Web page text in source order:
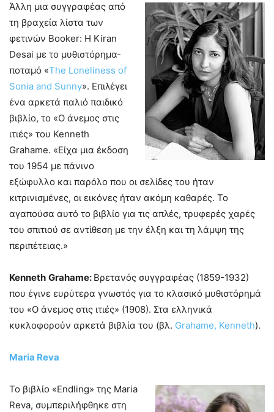
Άλλη μια συγγραφέας από
τη βραχεία λίστα των
φετινών Booker: Η Kiran
Desai με το μυθιστόρημα-
ποταμό «The Loneliness of
Sonia and Sunny». Επιλέγει
ένα αρκετά παλιό παιδικό
βιβλίο, το «Ο άνεμος στις
ιτιές» του Kenneth
Grahame. «Είχα μια έκδοση
του 1954 με πάνινο
εξώφυλλο και παρόλο που οι σελίδες του ήταν
κιτρινισμένες, οι εικόνες ήταν ακόμη καθαρές. Το
αγαπούσα αυτό το βιβλίο για τις απλές, τρυφερές χαρές
του σπιτιού σε αντίθεση με την έλξη και τη λάμψη της
περιπέτειας.»
Kenneth Grahame: Βρετανός συγγραφέας (1859-1932)
που έγινε ευρύτερα γνωστός για το κλασικό μυθιστόρημά
του «Ο άνεμος στις ιτιές» (1908). Στα ελληνικά
κυκλοφορούν αρκετά βιβλία του (βλ. Grahame, Kenneth).
Maria Reva
Το βιβλίο «Endling» της Maria
Reva, συμπεριλήφθηκε στη